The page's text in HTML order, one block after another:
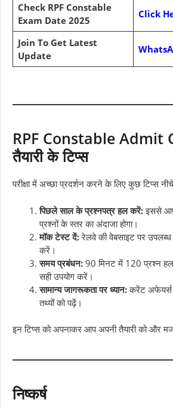
Check RPF Constable
Exam Date 2025
Click
Join To Get Latest
Update
RPF Constable Admit
तैयारी के टिप्स
परीक्षा में अच्छा प्रदर्शन करने के लिए कुछ टिप्स
पिछले साल के प्रश्नपत्र हल करें:इससे
प्रश्नों के स्तर का अंदाजा होगा।
मॉक टेस्ट दें:रेलवे की वेबसाइट पर
करें।
समय प्रबंधन: 90 मिनट में 120 प्रश्न
सही उपयोग करें।
सामान्य जागरूकता पर ध्यान:करेंट
तथ्यों को पढ़ें।
इन टिप्स को अपनाकर आप अपनी तैयारी को और
निष्कर्ष